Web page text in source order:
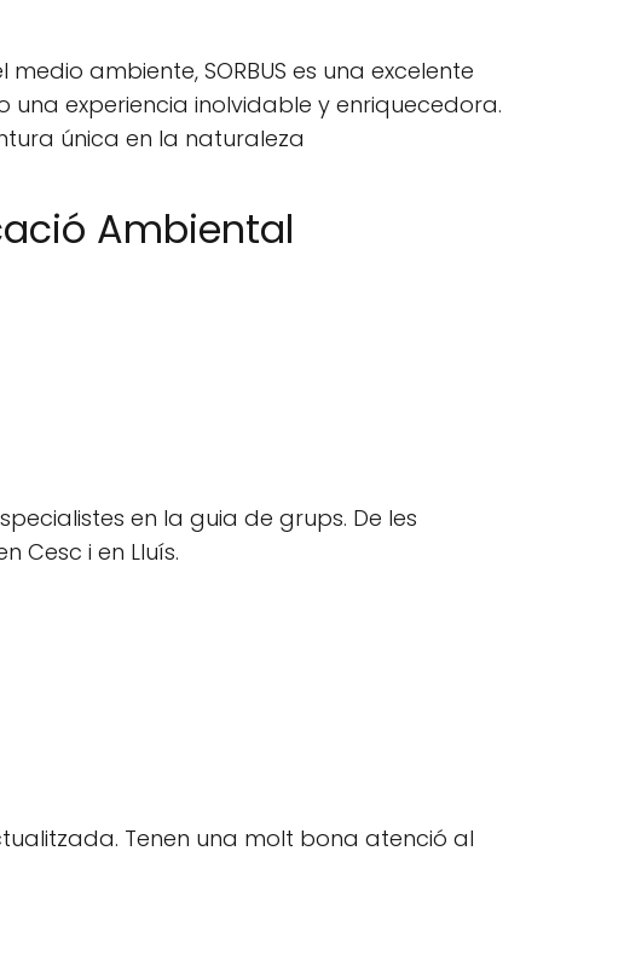
ambiente, SORBUS es una excelente
experiencia inolvidable y enriquecedora.
única en la naturaleza
Ambiental
en la guia de grups. De les
Cesc i en Lluís.
Tenen una molt bona atenció al